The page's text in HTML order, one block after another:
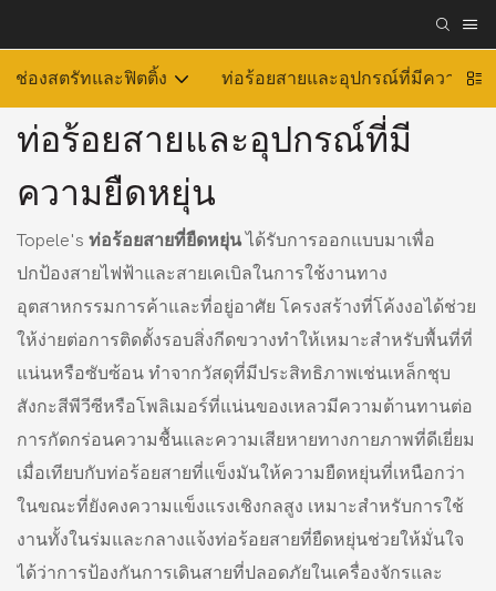
ช่องสตรัทและฟิตติ้ง ท่อร้อยสายและอุปกรณ์ที่มีความยืด
ท่อร้อยสายและอุปกรณ์ที่มี
ความยืดหยุ่น
Topele's ท่อร้อยสายที่ยืดหยุ่นได้รับการออกแบบมาเพื่อ
ปกป้องสายไฟฟ้าและสายเคเบิลในการใช้งานทาง
อุตสาหกรรมการค้าและที่อยู่อาศัย โครงสร้างที่โค้งงอได้ช่วย
ให้ง่ายต่อการติดตั้งรอบสิ่งกีดขวางทำให้เหมาะสำหรับพื้นที่ที่
แน่นหรือซับซ้อน ทำจากวัสดุที่มีประสิทธิภาพเช่นเหล็กชุบ
สังกะสีพีวีซีหรือโพลิเมอร์ที่แน่นของเหลวมีความต้านทานต่อ
การกัดกร่อนความชื้นและความเสียหายทางกายภาพที่ดีเยี่ยม
เมื่อเทียบกับท่อร้อยสายที่แข็งมันให้ความยืดหยุ่นที่เหนือกว่า
ในขณะที่ยังคงความแข็งแรงเชิงกลสูง เหมาะสำหรับการใช้
งานทั้งในร่มและกลางแจ้งท่อร้อยสายที่ยืดหยุ่นช่วยให้มั่นใจ
ได้ว่าการป้องกันการเดินสายที่ปลอดภัยในเครื่องจักรและ